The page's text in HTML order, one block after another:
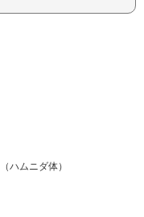
（ハムニダ体）